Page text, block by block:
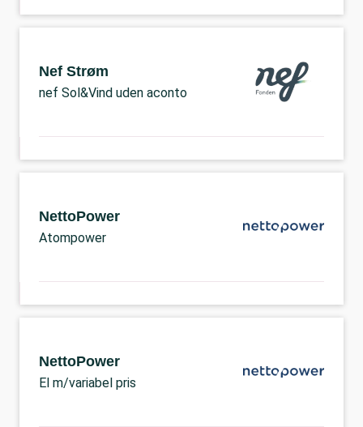
Nef Strøm
nef Sol&Vind uden aconto
NettoPower
Atompower
NettoPower
El m/variabel pris